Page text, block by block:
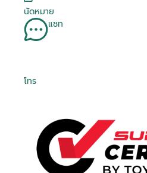
นัดหมาย
แชท
โทร